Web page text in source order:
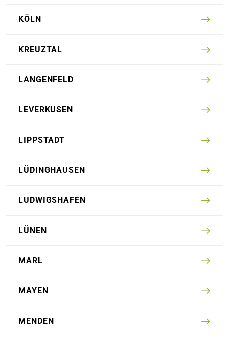
KÖLN
KREUZ­TAL
LANGEN­FELD
LEVER­KUSEN
LIPP­STADT
LÜDINGHAUSEN
LUDWIGS­HAFEN
LÜNEN
MARL
MAYEN
MENDEN